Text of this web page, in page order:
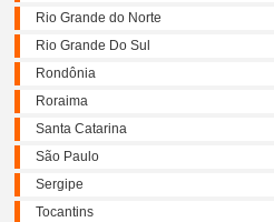
Rio Grande do Norte
Rio Grande Do Sul
Rondônia
Roraima
Santa Catarina
São Paulo
Sergipe
Tocantins